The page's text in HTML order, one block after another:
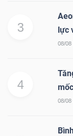
3
lực
08/08
4
08/08